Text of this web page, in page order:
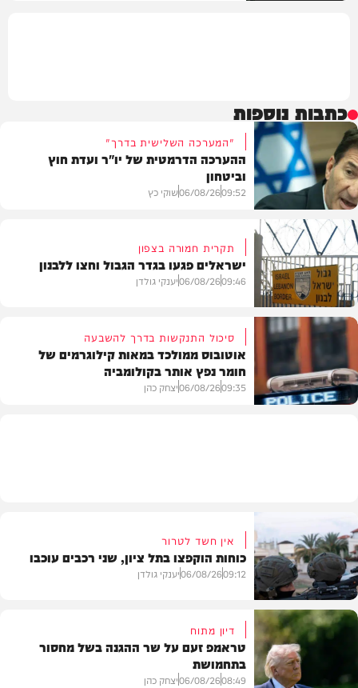
כתבות נוספות
חדשות
"המערכה השלישית בדרך"
ההערכה הדרמטית של יו"ר ועדת חוץ
וביטחון
09:52
06/08/26שוקי כץ
חדשות
תקרית חמורה בצפון
ישראלים פגעו בגדר הגבול וחצו ללבנון
09:46
06/08/26יענקי גולדן
סיכול התנקשות בדרך להשבעה
אוטובוס ממולכד במאות קילוגרמים של
חומר נפץ אותר בקולומביה
09:35
06/08/26יצחק כהן
חדשות
אין חשד לטרור
כוחות הוקפצו בתל ציון, שני רכבים עוכבו
09:12
06/08/26יענקי גולדן
דיון מתוח
טראמפ זעם על שר ההגנה בשל מחסור
בתחמושת
08:49
06/08/26יצחק כהן